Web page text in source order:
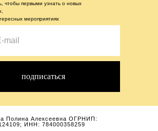
чтобы первыми узнать о новых
мероприятиях
подписаться
Полина Алексеевна ОГРНИП:
ИНН: 784000358259